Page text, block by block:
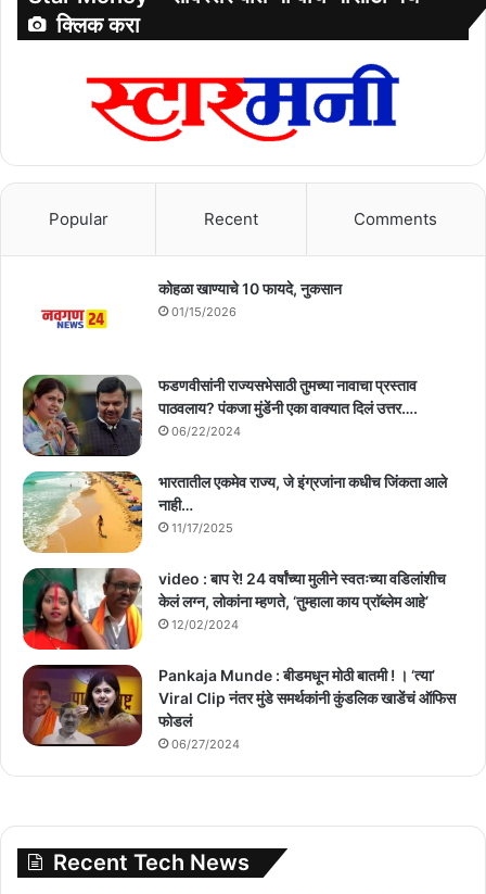
क्लिक करा
Popular Recent Comments
कोहळा खाण्याचे 10 फायदे, नुकसान
01/15/2026
फडणवीसांनी राज्यसभेसाठी तुमच्या नावाचा प्रस्ताव
पाठवलाय? पंकजा मुंडेंनी एका वाक्यात दिलं उत्तर….
06/22/2024
भारतातील एकमेव राज्य, जे इंग्रजांना कधीच जिंकता आले
नाही…
11/17/2025
video : बाप रे! 24 वर्षांच्या मुलीने स्वतःच्या वडिलांशीच
केलं लग्न, लोकांना म्हणते, ‘तुम्हाला काय प्राॅब्लेम आहे’
12/02/2024
Pankaja Munde : बीडमधून मोठी बातमी ! । ‘त्या’
Viral Clip नंतर मुंडे समर्थकांनी कुंडलिक खाडेंचं ऑफिस
फोडलं
06/27/2024
Recent Tech News